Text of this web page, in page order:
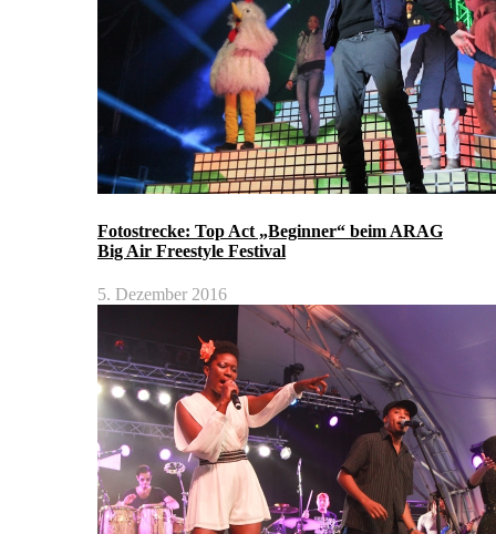
Fotostrecke: Top Act „Beginner“ beim ARAG
Big Air Freestyle Festival
5. Dezember 2016